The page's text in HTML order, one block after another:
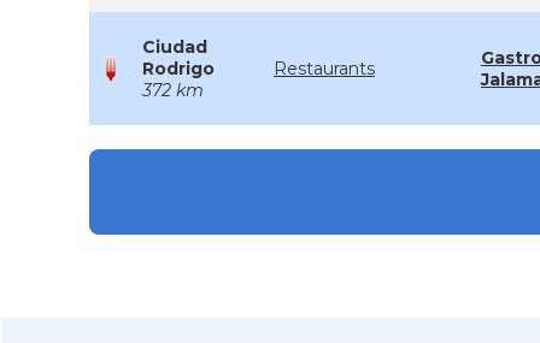
Ciudad
Rodrigo
372 km
Restaurants